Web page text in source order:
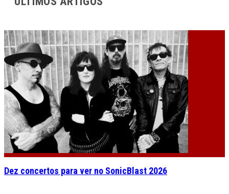
Dez concertos para ver no SonicBlast 2026